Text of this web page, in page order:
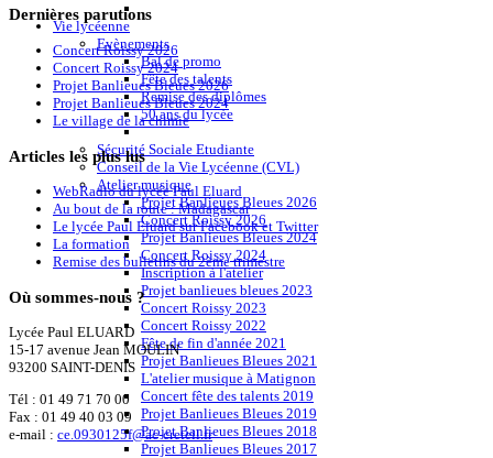
Vie lycéenne
Evènements
Bal de promo
Fête des talents
Remise des diplômes
50 ans du lycée
Sécurité Sociale Etudiante
Conseil de la Vie Lycéenne (CVL)
Atelier musique
Projet Banlieues Bleues 2026
Concert Roissy 2026
Projet Banlieues Bleues 2024
Concert Roissy 2024
Inscription à l'atelier
Projet banlieues bleues 2023
Concert Roissy 2023
Concert Roissy 2022
Fête de fin d'année 2021
Projet Banlieues Bleues 2021
L'atelier musique à Matignon
Concert fête des talents 2019
Projet Banlieues Bleues 2019
Projet Banlieues Bleues 2018
Projet Banlieues Bleues 2017
Dernières parutions
Concert Roissy 2026
Concert Roissy 2024
Projet Banlieues Bleues 2026
Projet Banlieues Bleues 2024
Le village de la chimie
Articles les plus lus
WebRadio du lycée Paul Eluard
Au bout de la route : Madagascar
Le lycée Paul Eluard sur Facebook et Twitter
La formation
Remise des bulletins du 2ème trimestre
Où sommes-nous ?
Lycée Paul ELUARD
15-17 avenue Jean MOULIN
93200 SAINT-DENIS
Tél : 01 49 71 70 00
Fax : 01 49 40 03 09
e-mail : ce.0930125f@ac-creteil.fr